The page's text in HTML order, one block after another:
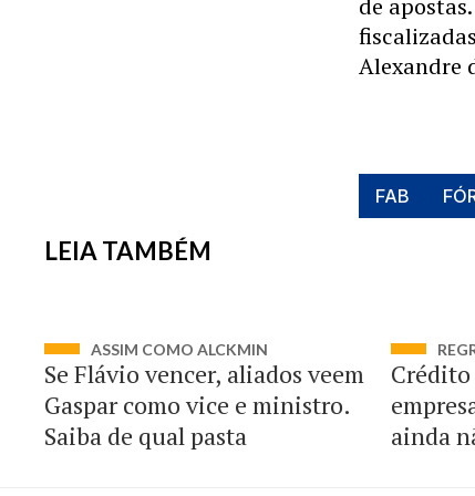
de
Alexandre
FAB
LEIA TAMBÉM
ASSIM COMO ALCKMIN
Se Flávio vencer, aliados veem
Gaspar como vice e ministro.
Saiba de qual pasta
Crédito
ainda